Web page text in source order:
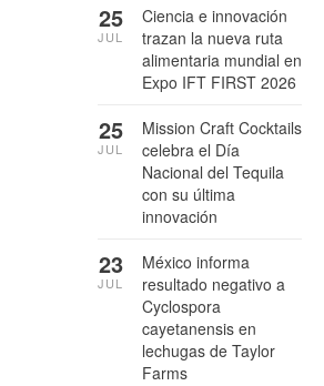
Ciencia e innovación
trazan la nueva ruta
alimentaria mundial en
Expo IFT FIRST 2026
25
JUL
Mission Craft Cocktails
celebra el Día
Nacional del Tequila
con su última
innovación
25
JUL
México informa
resultado negativo a
Cyclospora
cayetanensis en
lechugas de Taylor
Farms
23
JUL